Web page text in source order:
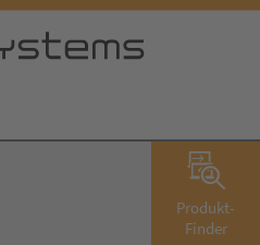
Produkt-
Finder